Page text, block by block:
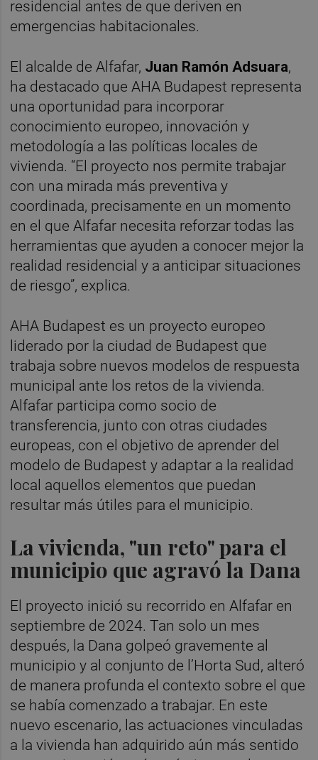
residencial antes de que deriven en
emergencias habitacionales.
El alcalde de Alfafar, Juan Ramón Adsuara,
ha destacado que AHA Budapest representa
una oportunidad para incorporar
conocimiento europeo, innovación y
metodología a las políticas locales de
vivienda. “El proyecto nos permite trabajar
con una mirada más preventiva y
coordinada, precisamente en un momento
en el que Alfafar necesita reforzar todas las
herramientas que ayuden a conocer mejor la
realidad residencial y a anticipar situaciones
de riesgo”, explica.
AHA Budapest es un proyecto europeo
liderado por la ciudad de Budapest que
trabaja sobre nuevos modelos de respuesta
municipal ante los retos de la vivienda.
Alfafar participa como socio de
transferencia, junto con otras ciudades
europeas, con el objetivo de aprender del
modelo de Budapest y adaptar a la realidad
local aquellos elementos que puedan
resultar más útiles para el municipio.
La vivienda, "un reto" para el
municipio que agravó la Dana
El proyecto inició su recorrido en Alfafar en
septiembre de 2024. Tan solo un mes
después, la Dana golpeó gravemente al
municipio y al conjunto de l’Horta Sud, alteró
de manera profunda el contexto sobre el que
se había comenzado a trabajar. En este
nuevo escenario, las actuaciones vinculadas
a la vivienda han adquirido aún más sentido